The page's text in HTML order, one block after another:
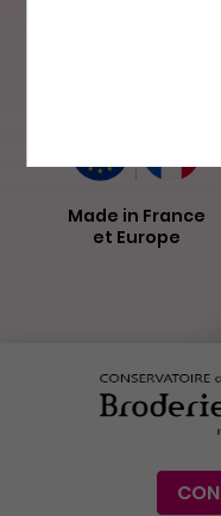
Made in France
et Europe